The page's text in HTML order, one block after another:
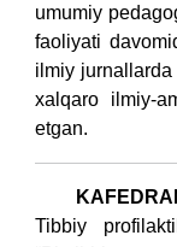
umumiy
faoliyati
ilmiy
xalqaro ilmiy-
etgan.
Tibbiy